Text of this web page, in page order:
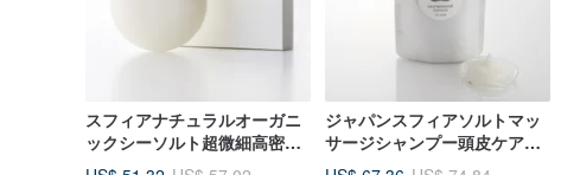
スフィアナチュラルオーガニ
ックシーソルト超微細高密度
クレンジングソープ
ジャパンスフィアソルトマッ
サージシャンプー頭皮ケアシ
ャンプー